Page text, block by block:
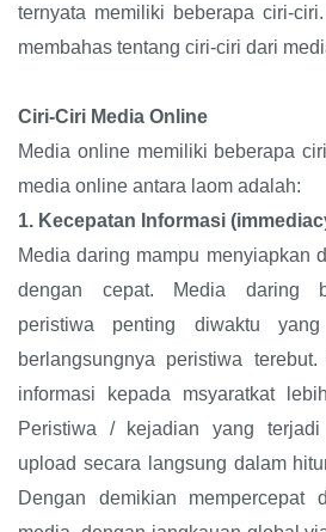
ternyata memiliki beberapa ciri-
membahas tentang ciri-ciri dari
Ciri-Ciri Media Online
Media online memiliki beberapa
media online antara laom adalah:
1. Kecepatan Informasi
Media daring mampu menyiapkan
dengan cepat. Media daring
peristiwa penting diwaktu
berlangsungnya peristiwa
informasi kepada msyaratkat
Peristiwa / kejadian yang
upload secara langsung dalam
Dengan demikian mempercepat